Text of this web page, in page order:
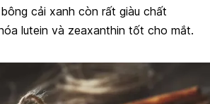
cải xanh còn rất giàu chất
lutein và zeaxanthin tốt cho mắt.